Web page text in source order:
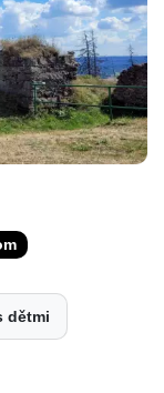
dětmi